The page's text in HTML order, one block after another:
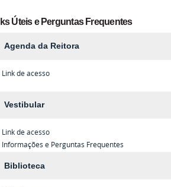
Úteis e Perguntas Frequentes
Agenda da Reitora
Link de acesso
Vestibular
Link de acesso
Informações e Perguntas Frequentes
Biblioteca